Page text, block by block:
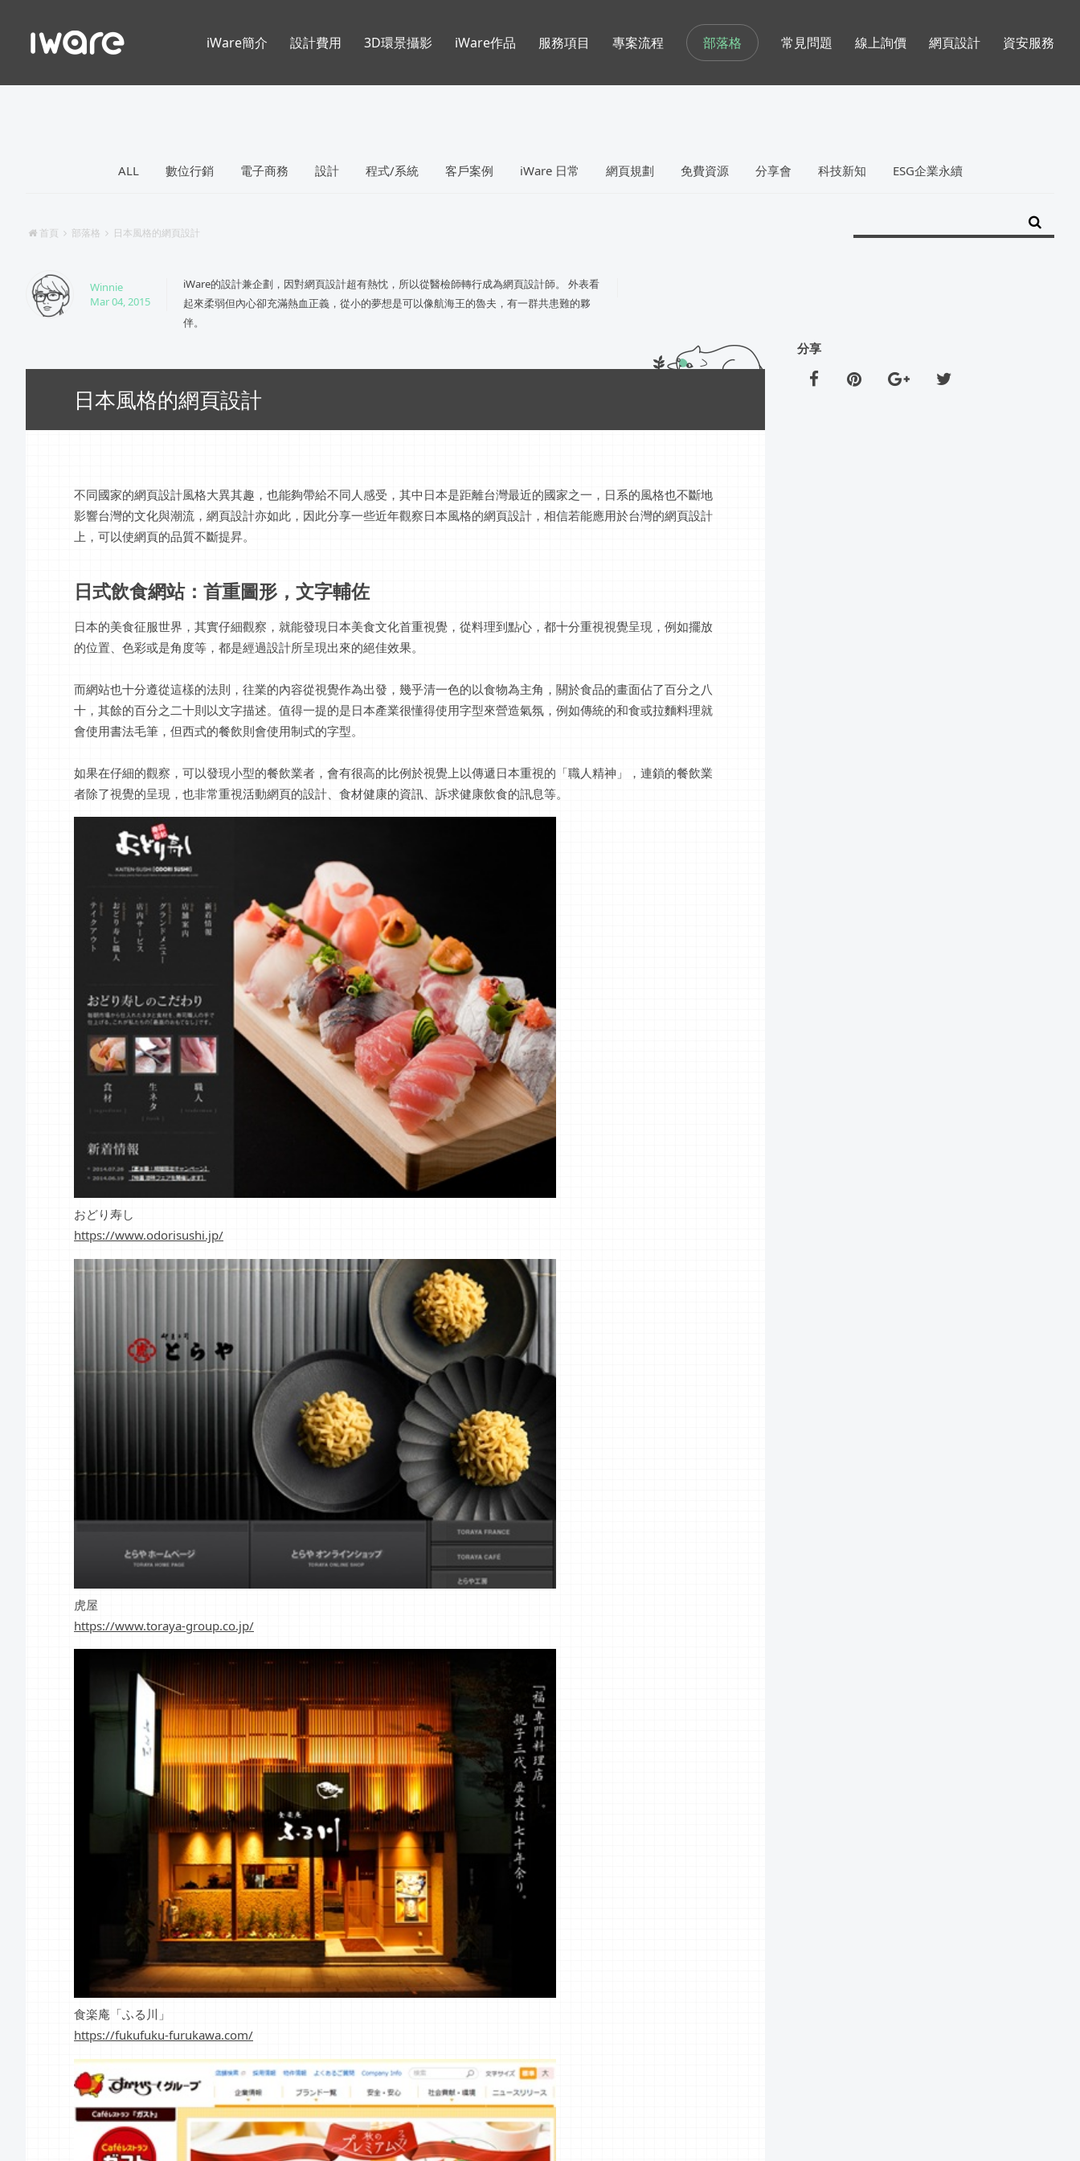
部落格
ALL 數位行銷 電子商務 設計 程式/系統 客戶案例 iWare 日常 網頁規劃 免費資源 分享會 科技新知 ESG企業永續
首頁 部落格 日本風格的網頁設計
Winnie
Mar 04, 2015
iWare的設計兼企劃，因對網頁設計超有熱忱，所以從醫檢師轉行成為網頁設計師。 外表看
起來柔弱但內心卻充滿熱血正義，從小的夢想是可以像航海王的魯夫，有一群共患難的夥
伴。
日本風格的網頁設計
不同國家的網頁設計風格大異其趣，也能夠帶給不同人感受，其中日本是距離台灣最近的國家之一，日系的風格也不斷地
影響台灣的文化與潮流，網頁設計亦如此，因此分享一些近年觀察日本風格的網頁設計，相信若能應用於台灣的網頁設計
上，可以使網頁的品質不斷提昇。
日式飲食網站：首重圖形，文字輔佐
日本的美食征服世界，其實仔細觀察，就能發現日本美食文化首重視覺，從料理到點心，都十分重視視覺呈現，例如擺放
的位置、色彩或是角度等，都是經過設計所呈現出來的絕佳效果。
而網站也十分遵從這樣的法則，往業的內容從視覺作為出發，幾乎清一色的以食物為主角，關於食品的畫面佔了百分之八
十，其餘的百分之二十則以文字描述。值得一提的是日本產業很懂得使用字型來營造氣氛，例如傳統的和食或拉麵料理就
會使用書法毛筆，但西式的餐飲則會使用制式的字型。
如果在仔細的觀察，可以發現小型的餐飲業者，會有很高的比例於視覺上以傳遞日本重視的「職人精神」，連鎖的餐飲業
者除了視覺的呈現，也非常重視活動網頁的設計、食材健康的資訊、訴求健康飲食的訊息等。
おどり寿し
https://www.odorisushi.jp/
虎屋
https://www.toraya-group.co.jp/
食楽庵「ふる川」
https://fukufuku-furukawa.com/
分享